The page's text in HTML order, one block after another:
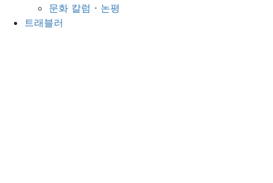
문화 칼럼・논평
트래블러